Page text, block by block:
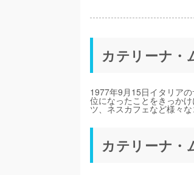
カテリーナ・
1977年9月15日イタリア
位になったことをきっか
ツ、ネスカフェなど様々
カテリーナ・